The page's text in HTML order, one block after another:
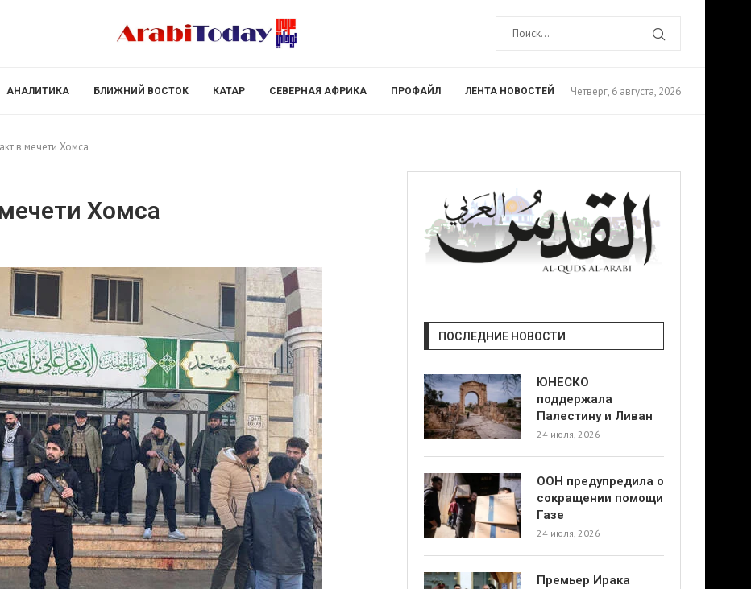
АНАЛИТИКА БЛИЖНИЙ ВОСТОК КАТАР СЕВЕРНАЯ АФРИКА ПРОФАЙЛ ЛЕНТА НОВОСТЕЙ Четверг, 6 августа, 2026
в мечети Хомса
Хомса
ПОСЛЕДНИЕ НОВОСТИ
ЮНЕСКО
поддержала
Палестину и Ливан
24 июля, 2026
ООН предупредила о
сокращении помощи
Газе
24 июля, 2026
Премьер Ирака